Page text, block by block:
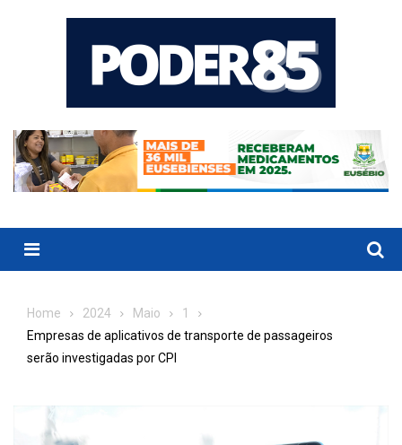
Menu
Home 2024 Maio
1
Empresas de aplicativos de transporte de passageiros
serão investigadas por CPI